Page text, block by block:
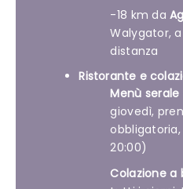
-18 km da
Walygator,
distanza
Ristorante e
Menù serale
giovedì,
obbligatoria,
20:00)
Colazione